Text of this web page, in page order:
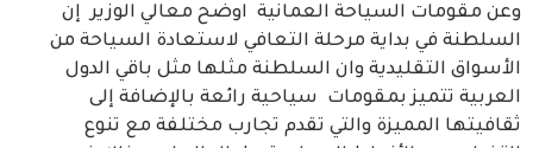
وعن مقومات السياحة العمانية اوضح معالي الوزير إن
السلطنة في بداية مرحلة التعافي لاستعادة السياحة من
الأسواق التقليدية وان السلطنة مثلها مثل باقي الدول
العربية تتميز بمقومات سياحية رائعة بالإضافة إلى
ثقافيتها المميزة والتي تقدم تجارب مختلفة مع تنوع